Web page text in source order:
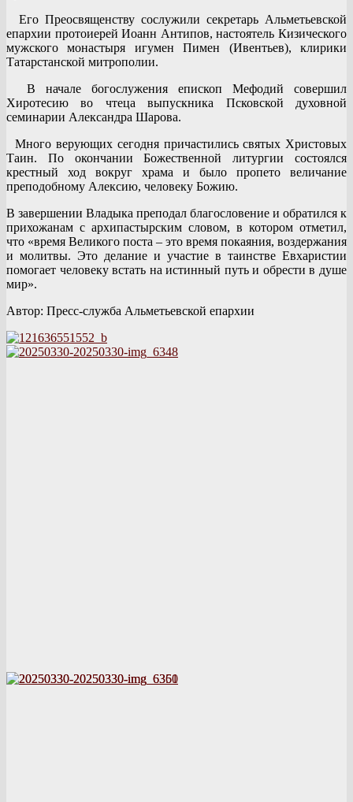
Его Преосвященству сослужили секретарь Альметьевской
епархии протоиерей Иоанн Антипов, настоятель Кизического
мужского монастыря игумен Пимен (Ивентьев), клирики
Татарстанской митрополии.
В начале богослужения епископ Мефодий совершил
Хиротесию во чтеца выпускника Псковской духовной
семинарии Александра Шарова.
Много верующих сегодня причастились святых Христовых
Таин. По окончании Божественной литургии состоялся
крестный ход вокруг храма и было пропето величание
преподобному Алексию, человеку Божию.
В завершении Владыка преподал благословение и обратился к
прихожанам с архипастырским словом, в котором отметил,
что «время Великого поста – это время покаяния, воздержания
и молитвы. Это делание и участие в таинстве Евхаристии
помогает человеку встать на истинный путь и обрести в душе
мир».
Автор: Пресс-служба Альметьевской епархии